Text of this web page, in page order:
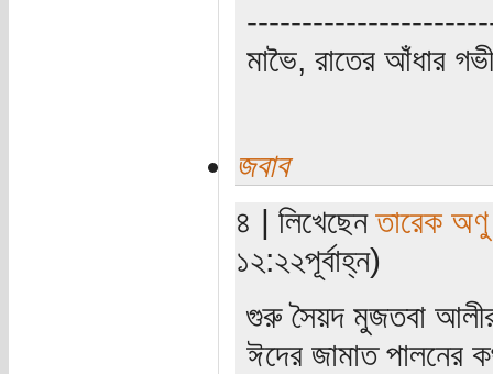
মাভৈ, রাতের আঁধার
জবাব
৪ | লিখেছেনতারেক অণু
১২:২২পূর্বাহ্ন)
গুরু সৈয়দ মুজতবা
ঈদের জামাত পালনের